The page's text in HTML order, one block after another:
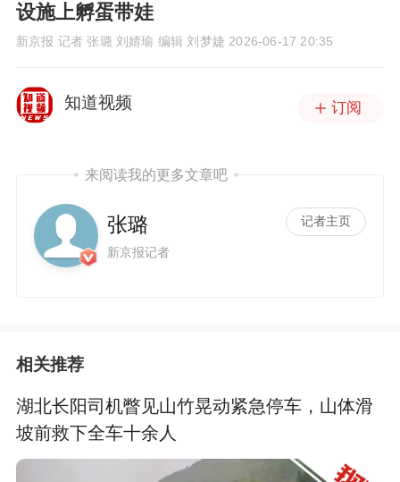
设施上孵蛋带娃
新京报 记者 张璐 刘婧瑜 编辑 刘梦婕 2026-06-17 20:35
知道视频 订阅
来阅读我的更多文章吧
张璐
新京报记者
记者主页
相关推荐
湖北长阳司机瞥见山竹晃动紧急停车，山体滑
坡前救下全车十余人